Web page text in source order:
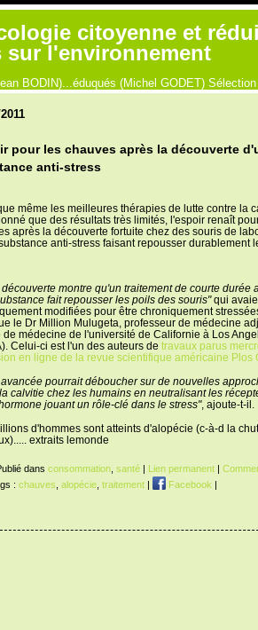
citoyenne et
sur l'environnement
BODIN)...éduqués (Michel GODET)
pour les chauves après la découverte
anti-stress
même les meilleures thérapies de lutte contre la
que des résultats très limités, l'espoir renaît
après la découverte fortuite chez des souris de
anti-stress faisant repousser durablement
découverte montre qu'un traitement de courte durée
fait repousser les poils des souris"qui
modifiées pour être chroniquement
le Dr Million Mulugeta, professeur de médecine
de médecine de l'université de Californie à Los
Celui-ci est l'un des auteurs de travaux parus
en ligne de la revue scientifique américaine Plos
avancée pourrait déboucher sur de nouvelles
calvitie chez les humains en neutralisant les
jouant un rôle-clé dans le stress", ajoute-t-il.
d'hommes sont atteints d'alopécie (c-à-d la
extraits lemonde
dans consommation, santé| Lien permanent|
: chauves alopécie, traitement| Facebook |